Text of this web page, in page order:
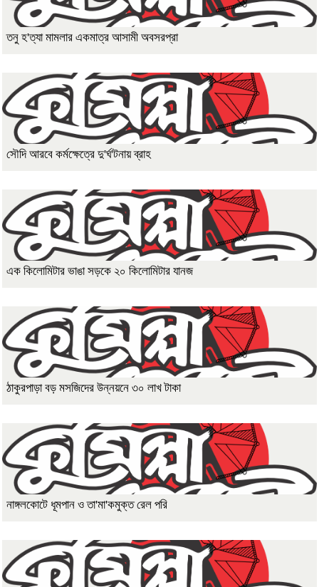
তনু হ'ত্যা মামলার একমাত্র আসামী অবসরপ্রা
সৌদি আরবে কর্মক্ষেত্রে দু'র্ঘ'টনায় ব্রাহ
এক কিলোমিটার ভাঙা সড়কে ২০ কিলোমিটার যানজ
ঠাকুরপাড়া বড় মসজিদের উন্নয়নে ৩০ লাখ টাকা
নাঙ্গলকোটে ধূমপান ও তা'মা'কমুক্ত রেল পরি